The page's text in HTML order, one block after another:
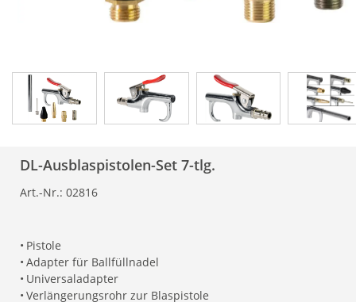
DL-Ausblaspistolen-Set 7-tlg.
Art.-Nr.: 02816
• Pistole
• Adapter für Ballfüllnadel
• Universaladapter
• Verlängerungsrohr zur Blaspistole